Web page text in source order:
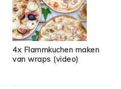
4x Flammkuchen maken
van wraps (video)